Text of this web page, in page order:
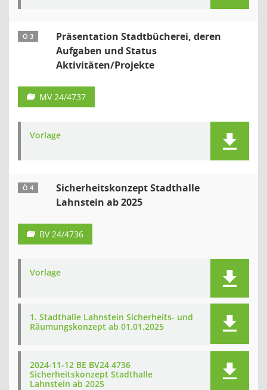
Ö 3
Präsentation Stadtbücherei, deren
Aufgaben und Status
Aktivitäten/Projekte
MV 24/4737
Vorlage
Ö 4
Sicherheitskonzept Stadthalle
Lahnstein ab 2025
BV 24/4736
Vorlage
1. Stadthalle Lahnstein Sicherheits- und
Räumungskonzept ab 01.01.2025
2024-11-12 BE BV24 4736
Sicherheitskonzept Stadthalle
Lahnstein ab 2025